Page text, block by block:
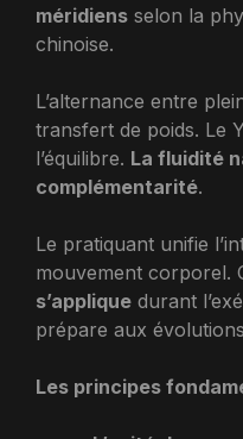
méridiens selon la
chinoise.
L’alternance entre
transfert de poids. Le
l’équilibre. La fluidité
complémentarité.
Le pratiquant unifie
mouvement corporel.
s’applique durant
prépare aux
Les principes